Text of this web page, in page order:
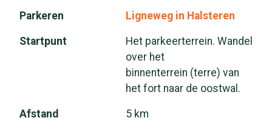
Parkeren Ligneweg in Halsteren
Startpunt
Het parkeerterrein. Wandel
over het
binnenterrein (terre) van
het fort naar de oostwal.
Afstand 5 km